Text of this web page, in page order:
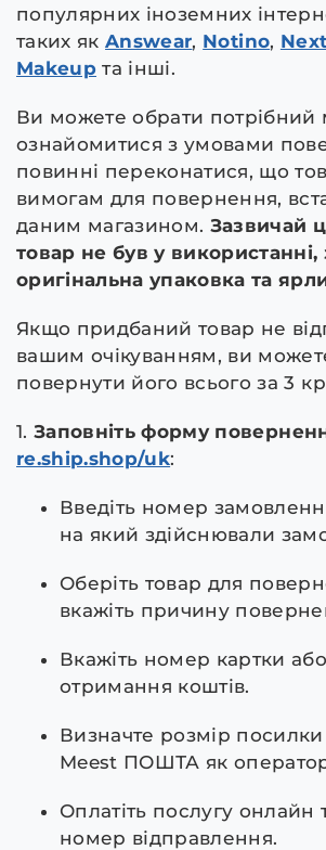
популярних іноземних
таких якAnswear, Notino, Next
Makeup та інші.
Ви можете обрати потрібний
ознайомитися з умовами
повинні переконатися, що
вимогам для повернення,
даним магазином. Зазвичай
товар не був у
оригінальна упаковка та
Якщо придбаний товар не
вашим очікуванням, ви
повернути його всього за 3
1.Заповніть форму
re.ship.shop/uk:
Введіть номер
на який здійснювали
Оберіть товар для
вкажіть причину
Вкажіть номер картки
отримання коштів.
Визначте розмір посилки
Meest ПОШТА як
Оплатіть послугу онлайн
номер відправлення.